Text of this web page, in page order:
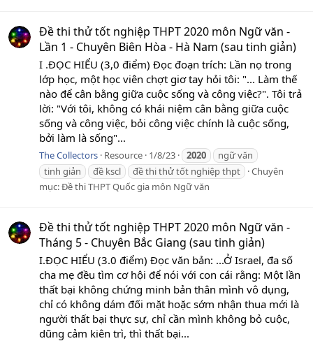
Đề thi thử tốt nghiệp THPT 2020 môn Ngữ văn -
Lần 1 - Chuyên Biên Hòa - Hà Nam (sau tinh giản)
I .ĐỌC HIỂU (3,0 điểm) Đọc đoạn trích: Lần nọ trong
lớp học, một học viên chợt giơ tay hỏi tôi: "... Làm thế
nào để cân bằng giữa cuộc sống và công việc?". Tôi trả
lời: "Với tôi, không có khái niệm cân bằng giữa cuộc
sống và công việc, bỏi công việc chính là cuộc sống,
bởi làm là sống"...
The Collectors Resource 1/8/23 2020
ngữ văn
tinh giản
đề kscl đề thi thử tốt nghiệp thpt
Chuyên
mục:Đề thi THPT Quốc gia môn Ngữ văn
Đề thi thử tốt nghiệp THPT 2020 môn Ngữ văn -
Tháng 5 - Chuyên Bắc Giang (sau tinh giản)
I.ĐỌC HIỂU (3.0 điểm) Đọc văn bản: ...Ở Israel, đa số
cha mẹ đều tìm cơ hội để nói với con cái rằng: Một lần
thất bại không chứng minh bản thân mình vô dụng,
chỉ có không dám đối mặt hoặc sớm nhận thua mới là
người thất bại thực sự, chỉ cần mình không bỏ cuộc,
dũng cảm kiên trì, thì thất bại...